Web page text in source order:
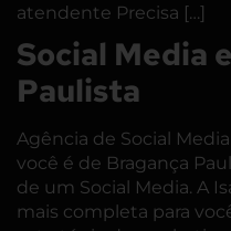
atendente Precisa […]
Social Media
Paulista
Agência de Social
você é de Bragança
de um Social Media. A
mais completa para